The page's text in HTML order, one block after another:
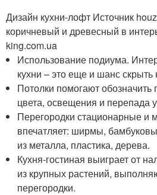
Дизайн кухни-лофт Источник
коричневый и древесный в
king.com.ua
Использование подиума.
кухни – это еще и шанс скрыть
Потолки помогают
цвета, освещения и перепада
Перегородки стационарные
впечатляет: ширмы,
из металла, пластика, дерева.
Кухня-гостиная выиграет от
из крупных растений,
перегородки.